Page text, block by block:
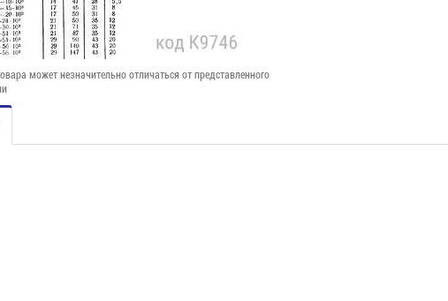
может незначительно отличаться от представленного